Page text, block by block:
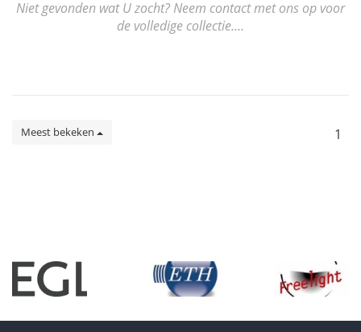
Niet gevonden wat U zocht? Neem contact met ons op voor
de volledige collectie....
Meest bekeken 1